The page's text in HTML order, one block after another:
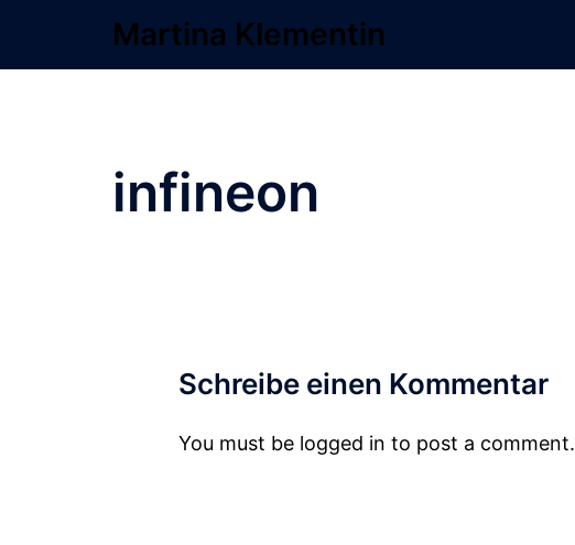
Martina Klementin
infineon
Schreibe einen Kommentar
You must be logged in to post a comment.